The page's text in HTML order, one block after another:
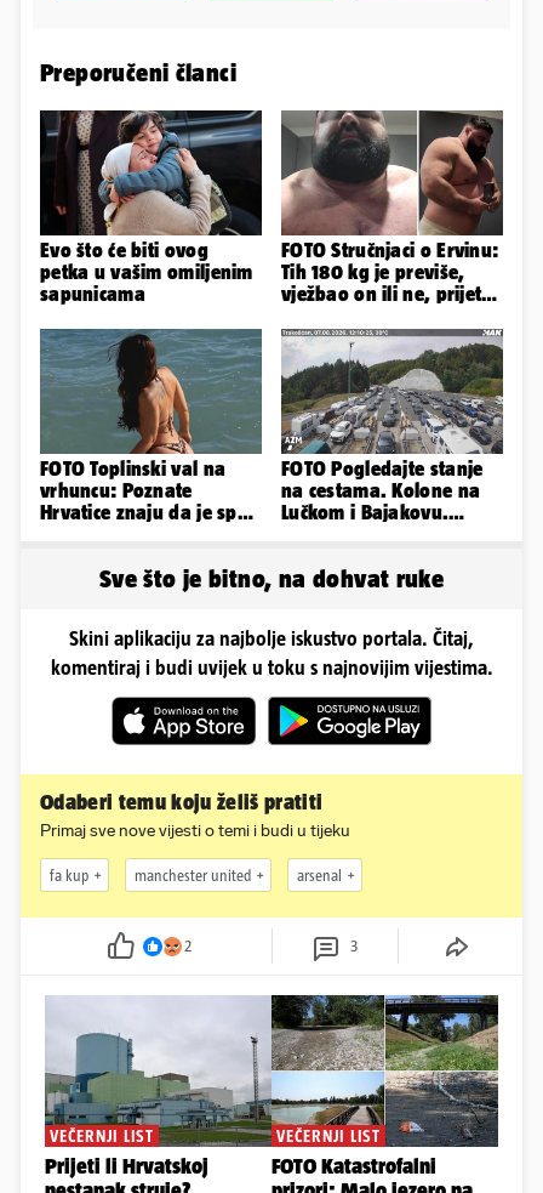
Preporučeni članci
Evo što će biti ovog
petka u vašim omiljenim
sapunicama
FOTO Stručnjaci o Ervinu:
Tih 180 kg je previše,
vježbao on ili ne, prijete
FOTO Toplinski val na
vrhuncu: Poznate
Hrvatice znaju da je spas
FOTO Pogledajte stanje
na cestama. Kolone na
Lučkom i Bajakovu.
Sve što je bitno, na dohvat ruke
Skini aplikaciju za najbolje iskustvo portala. Čitaj,
komentiraj i budi uvijek u toku s najnovijim vijestima.
Odaberi temu koju želiš pratiti
Primaj sve nove vijesti o temi i budi u tijeku
fa kup manchester united arsenal
2 3